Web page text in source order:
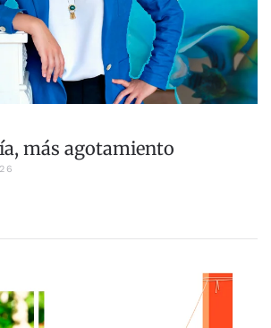
más agotamiento